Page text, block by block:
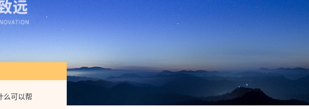
么可以帮